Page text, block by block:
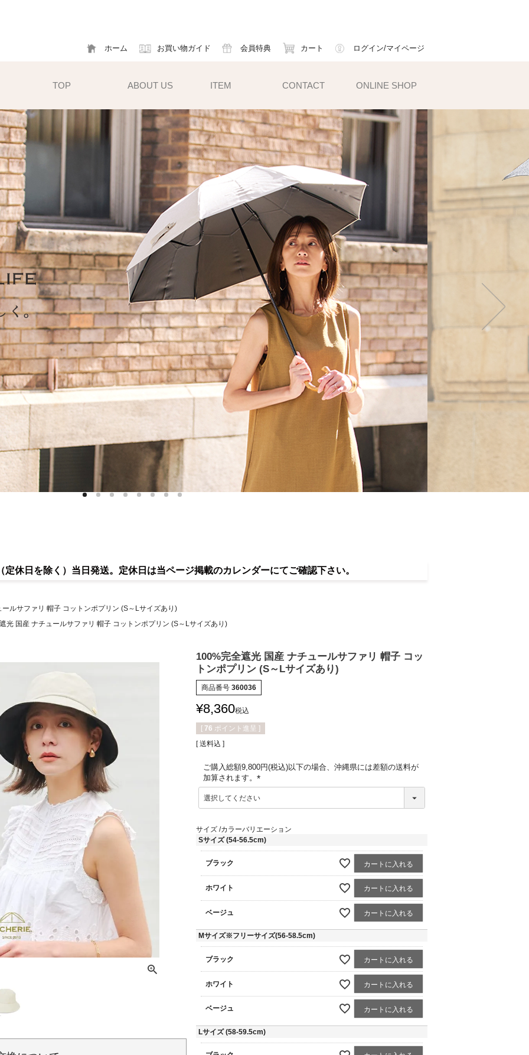
ホーム お買い物ガイド 会員特典 カート ログイン/マイページ
TOP ABOUT US ITEM
）
い小ぶ
雨傘と
ように
たたま
帽子
キャスケット
サンバイザー
異素材タイプ
ハットクリップ
ハットライナー
小物雑貨
フェイスマスク
アームカバー
ソックス
CONTACT ONLINE SHOP
定休日を除く）当日発送。定休日は当ページ掲載のカレンダーにてご確認下さい。
ルサファリ 帽子 コットンポプリン (S～Lサイズあり)
光 国産 ナチュールサファリ 帽子 コットンポプリン (S～Lサイズあり)
100%完全遮光 国産 ナチュールサファリ 帽子 コッ
トンポプリン (S～Lサイズあり)
商品番号 360036
¥8,360税込
[ 76 ポイント進呈 ]
送料込
ご購入総額9,800円(税込)以下の場合、沖縄県には差額の送料が
加算されます。
(
必
須
サイズ カラーバリエーション
Sサイズ (54-56.5cm)
ブラック カートに入れる
ホワイト カートに入れる
ベージュ カートに入れる
Mサイズ※フリーサイズ(56-58.5cm)
ブラック カートに入れる
ホワイト カートに入れる
ベージュ カートに入れる
Lサイズ (58-59.5cm)